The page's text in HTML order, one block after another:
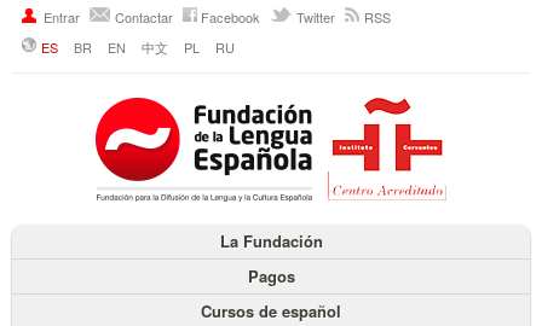
Entrar Contactar Facebook Twitter
RSS
ES
BR EN 中文 PL RU
La Fundación
Pagos
Cursos de español